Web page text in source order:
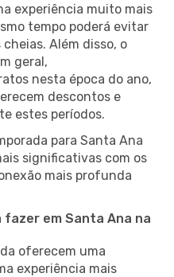
experiência muito mais
tempo poderá evitar
Além disso, o
geral,
nesta época do ano,
descontos e
estes períodos.
para Santa Ana
significativas com os
mais profunda
em Santa Ana na
oferecem uma
experiência mais